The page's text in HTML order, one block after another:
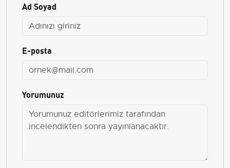
Ad Soyad
E-posta
Yorumunuz